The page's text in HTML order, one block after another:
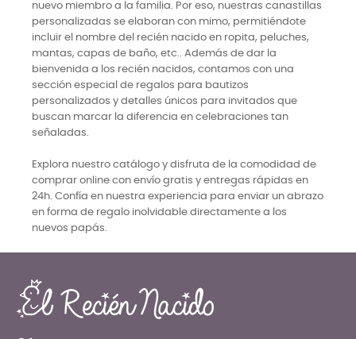
nuevo miembro a la familia. Por eso, nuestras canastillas
personalizadas se elaboran con mimo, permitiéndote
incluir el nombre del recién nacido en ropita, peluches,
mantas, capas de baño, etc.. Además de dar la
bienvenida a los recién nacidos, contamos con una
sección especial de regalos para bautizos
personalizados y detalles únicos para invitados que
buscan marcar la diferencia en celebraciones tan
señaladas.
Explora nuestro catálogo y disfruta de la comodidad de
comprar online con envío gratis y entregas rápidas en
24h. Confía en nuestra experiencia para enviar un abrazo
en forma de regalo inolvidable directamente a los
nuevos papás.